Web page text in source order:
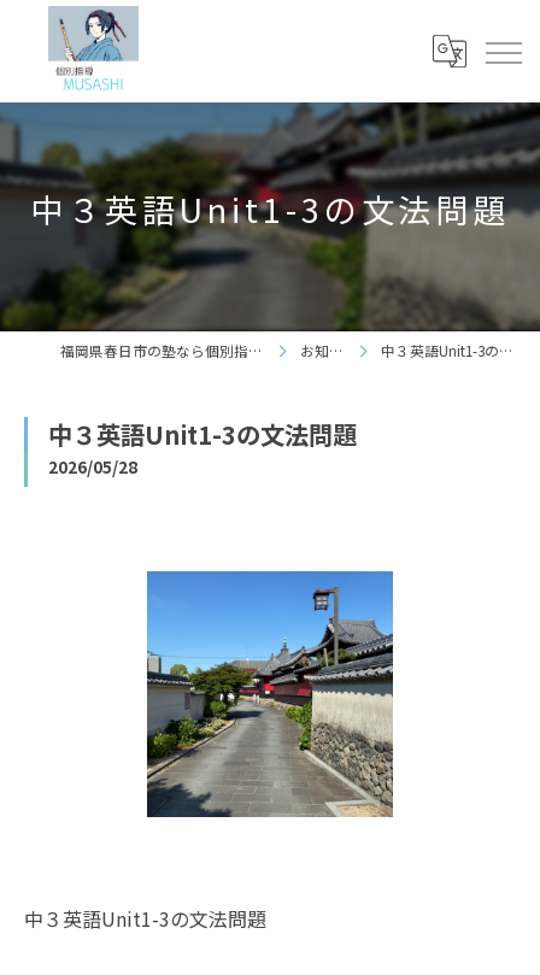
中３英語Unit1-3の文法問題
福岡県春日市の塾なら個別指導 夢咲志塾 お知らせ 中３英語Unit1-3の文法問題
中３英語Unit1-3の文法問題
2026/05/28
中３英語Unit1-3の文法問題